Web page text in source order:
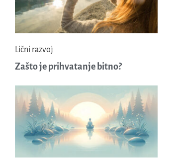
Lični razvoj
Zašto je prihvatanje bitno?